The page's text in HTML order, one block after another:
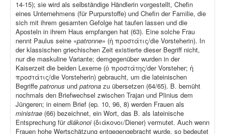
14-15); sie wird als selbständige Händlerin vorgestellt, Chefin
eines Unternehmens (für Purpurstoffe) und Chefin der Familie, die
sich mit ihrem gesamten Gefolge hat taufen lassen und die
Aposteln in ihrem Haus empfangen hat (63). Eine solche Frau
nennt Paulus seine «patronne» (ἡ προστάτις/die Vorsteherin). In
der klassischen griechischen Zeit existierte dieser Begriff nicht,
nur die maskuline Variante; demgegenüber wurden in der
Kaiserzeit die beiden Lexeme (ὁ προστάτης/der Vorsteher; ἡ
προστάτις/die Vorsteherin) gebraucht, um die lateinischen
Begriffe patronus und patrona zu übersetzen (64/65). B. bemüht
nochmals den Briefwechsel zwischen Trajan und Plinius dem
Jüngeren; in einem Brief (ep. 10, 96, 8) werden Frauen als
ministrae (66) bezeichnet, ein Wort, das B. als lateinische
Entsprechung fürdiákonoi (διάκονοι/Diener) vermutet. Auch wenn
Frauen hohe Wertschätzung entgegengebracht wurde, so bedeutet